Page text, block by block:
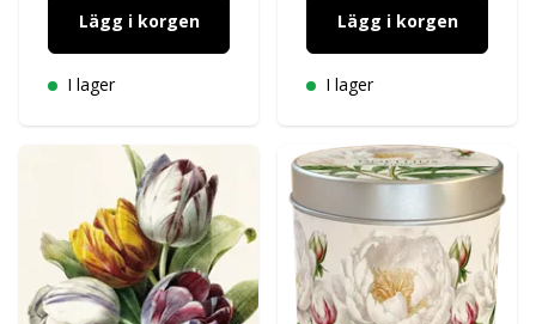
Lägg i korgen
I lager
Lägg i korgen
I lager